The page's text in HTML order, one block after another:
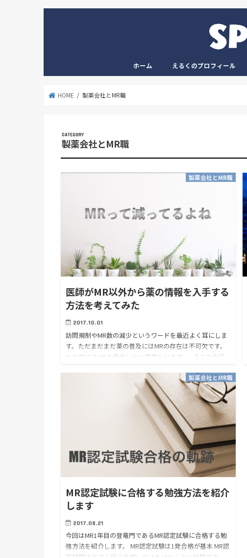
ホーム えるくのプロフィール
HOME 製薬会社とMR職
製薬会社とMR職
製薬会社とMR職
医師がMR以外から薬の情報を入手する
方法を考えてみた
2017.10.01
訪問規制やMR数の減少というワードを最近よく耳にしま
す。ただまだまだ薬の普及にはMRの存在は不可欠です。
ただ中にはMRと面会しない医師もいます。 そこで今回
製薬会社とMR職
MR認定試験に合格する勉強方法を紹介
します
2017.08.21
今回はMR1年目の登竜門であるMR認定試験に合格する勉
強方法を紹介します。 MR認定試験は1発合格が基本 MR認